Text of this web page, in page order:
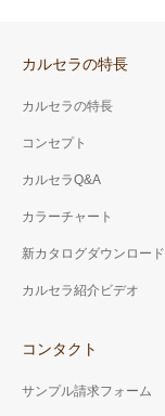
カルセラの特長
カルセラの特長
コンセプト
カルセラQ&A
カラーチャート
新カタログダウンロード
カルセラ紹介ビデオ
コンタクト
サンプル請求フォーム